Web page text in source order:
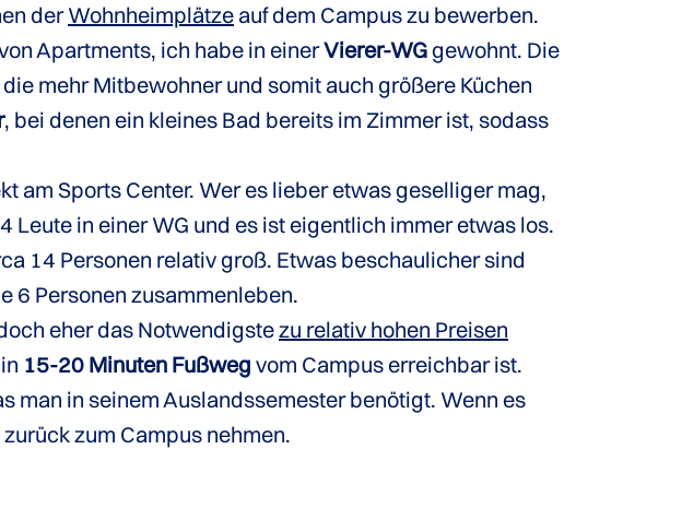
derWohnheimplätze auf dem Campus zu bewerben.
Apartments, ich habe in einerVierer-WGgewohnt. Die
mehr Mitbewohner und somit auch größere Küchen
, bei denen ein kleines Bad bereits im Zimmer ist, sodass
am Sports Center. Wer es lieber etwas geselliger mag,
Leute in einer WG und es ist eigentlich immer etwas los.
14 Personen relativ groß. Etwas beschaulicher sind
6 Personen zusammenleben.
eher das Notwendigstezu relativ hohen Preisen
15-20 Minuten Fußweg vom Campus erreichbar ist.
man in seinem Auslandssemester benötigt. Wenn es
zum Campus nehmen.